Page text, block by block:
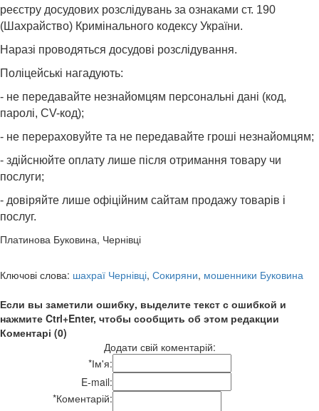
реєстру досудових розслідувань за ознаками ст. 190
(Шахрайство) Кримінального кодексу України.
Наразі проводяться досудові розслідування.
Поліцейські нагадують:
- не передавайте незнайомцям персональні дані (код,
паролі, CV-код);
- не перераховуйте та не передавайте гроші незнайомцям;
- здійснюйте оплату лише після отримання товару чи
послуги;
- довіряйте лише офіційним сайтам продажу товарів і
послуг.
Платинова Буковина, Чернівці
Ключові слова: шахраї Чернівці, Сокиряни, мошенники Буковина
Если вы заметили ошибку, выделите текст с ошибкой и
нажмите Ctrl+Enter, чтобы сообщить об этом редакции
Коментарі (0)
Додати свій коментарій:
*Ім'я:
E-mail:
*Коментарій: